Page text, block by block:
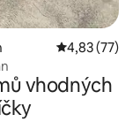
Průměrné
4,83 (77)
vhodných